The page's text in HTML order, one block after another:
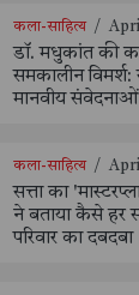
कला-साहित्य /
डॉ. मधुकांत की
समकालीन
मानवीय
कला-साहित्य /
सत्ता का
ने बताया कैसे हर
परिवार का दबदबा